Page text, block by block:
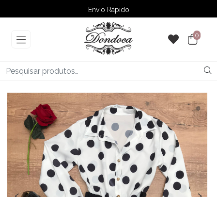
Envio Rápido
➚ Ofertas– Até 60% OFF
0